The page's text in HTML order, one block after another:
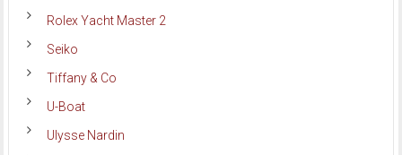
Rolex Yacht Master 2
Seiko
Tiffany & Co
U-Boat
Ulysse Nardin